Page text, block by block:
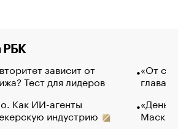
РБК
зависит от
Тест для лидеров
Как ИИ-агенты
индустрию
«От
глава
Маск в